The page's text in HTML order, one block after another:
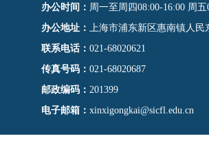
办公时间： 周一至周四08:00-16:00 周五
办公地址： 上海市浦东新区惠南镇人民
联系电话： 021-68020621
传真号码： 021-68020687
邮政编码： 201399
电子邮箱： xinxigongkai@sicfl.edu.cn